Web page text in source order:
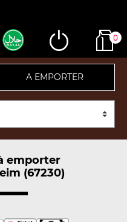
0
A EMPORTER
emporter
(67230)